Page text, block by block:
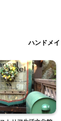
ハンドメイ